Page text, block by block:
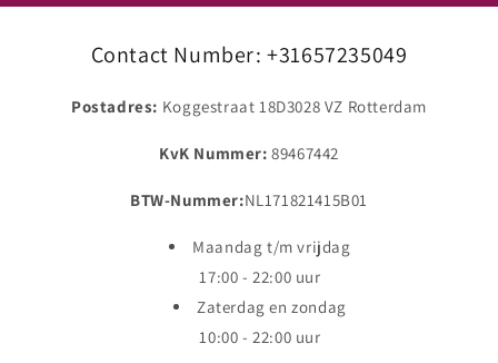
Contact Number: +31657235049
Postadres: Koggestraat 18D3028 VZ Rotterdam
KvK Nummer:89467442
BTW-Nummer:NL171821415B01
Maandag t/m vrijdag
17:00 - 22:00 uur
Zaterdag en zondag
10:00 - 22:00 uur